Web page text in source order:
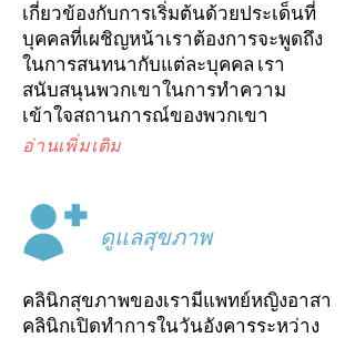
เกี่ยวข้องกับการเริ่มต้นด้วยประเด็นที่
บุคคลที่เผชิญหน้าเราต้องการจะพูดถึง
ในการสนทนากับแต่ละบุคคล เรา
สนับสนุนพวกเขาในการทำความ
เข้าใจสถานการณ์ของพวกเขา
อ่านเพิ่มเติม
ดูแลสุขภาพ
คลินิกสุขภาพของเรามีแพทย์หญิงอาสา
คลินิกเปิดทำการในวันอังคารระหว่าง